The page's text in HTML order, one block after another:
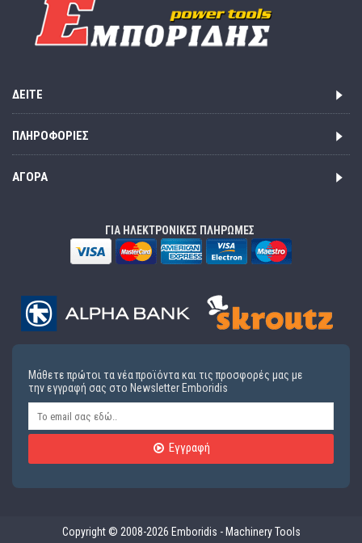
ΔΕΊΤΕ
ΠΛΗΡΟΦΟΡΊΕΣ
ΑΓΟΡΆ
ΓΙΑ ΗΛΕΚΤΡΟΝΙΚΕΣ ΠΛΗΡΩΜΕΣ
Μάθετε πρώτοι τα νέα προϊόντα και τις προσφορές μας με
την εγγραφή σας στο Newsletter Emboridis
Εγγραφή
Copyright © 2008-2026 Emboridis - Machinery Tools